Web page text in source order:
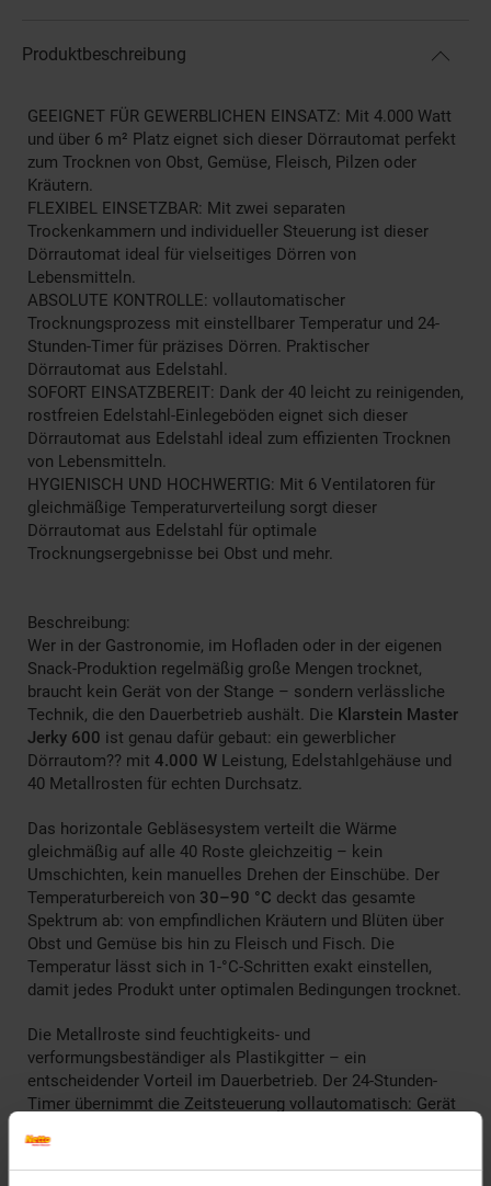
Produktbeschreibung
GEEIGNET FÜR GEWERBLICHEN EINSATZ: Mit 4.000 Watt
und über 6 m² Platz eignet sich dieser Dörrautomat perfekt
zum Trocknen von Obst, Gemüse, Fleisch, Pilzen oder
Kräutern.
FLEXIBEL EINSETZBAR: Mit zwei separaten
Trockenkammern und individueller Steuerung ist dieser
Dörrautomat ideal für vielseitiges Dörren von
Lebensmitteln.
ABSOLUTE KONTROLLE: vollautomatischer
Trocknungsprozess mit einstellbarer Temperatur und 24-
Stunden-Timer für präzises Dörren. Praktischer
Dörrautomat aus Edelstahl.
SOFORT EINSATZBEREIT: Dank der 40 leicht zu reinigenden,
rostfreien Edelstahl-Einlegeböden eignet sich dieser
Dörrautomat aus Edelstahl ideal zum effizienten Trocknen
von Lebensmitteln.
HYGIENISCH UND HOCHWERTIG: Mit 6 Ventilatoren für
gleichmäßige Temperaturverteilung sorgt dieser
Dörrautomat aus Edelstahl für optimale
Trocknungsergebnisse bei Obst und mehr.
Beschreibung:
Wer in der Gastronomie, im Hofladen oder in der eigenen
Snack-Produktion regelmäßig große Mengen trocknet,
braucht kein Gerät von der Stange – sondern verlässliche
Technik, die den Dauerbetrieb aushält. Die Klarstein Master
Jerky 600 ist genau dafür gebaut: ein gewerblicher
Dörrautom?? mit 4.000 W Leistung, Edelstahlgehäuse und
40 Metallrosten für echten Durchsatz.
Das horizontale Gebläsesystem verteilt die Wärme
gleichmäßig auf alle 40 Roste gleichzeitig – kein
Umschichten, kein manuelles Drehen der Einschübe. Der
Temperaturbereich von 30–90 °C deckt das gesamte
Spektrum ab: von empfindlichen Kräutern und Blüten über
Obst und Gemüse bis hin zu Fleisch und Fisch. Die
Temperatur lässt sich in 1-°C-Schritten exakt einstellen,
damit jedes Produkt unter optimalen Bedingungen trocknet.
Die Metallroste sind feuchtigkeits- und
verformungsbeständiger als Plastikgitter – ein
entscheidender Vorteil im Dauerbetrieb. Der 24-Stunden-
Timer übernimmt die Zeitsteuerung vollautomatisch: Gerät
Gerät schaltet sich nach Ablauf der Zeit selbstständig ab.